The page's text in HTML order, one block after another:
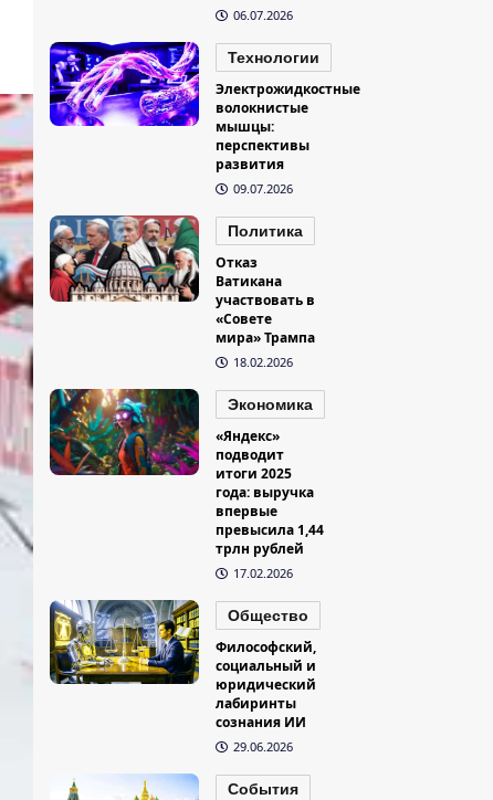
06.07.2026
Технологии
Электрожидкостные
волокнистые
мышцы:
перспективы
развития
09.07.2026
Политика
Отказ
Ватикана
участвовать в
«Совете
мира» Трампа
18.02.2026
Экономика
«Яндекс»
подводит
итоги 2025
года: выручка
впервые
превысила 1,44
трлн рублей
17.02.2026
Общество
Философский,
социальный и
юридический
лабиринты
сознания ИИ
29.06.2026
События